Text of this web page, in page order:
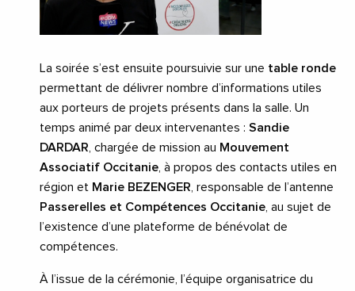
La soirée s’est ensuite poursuivie sur une table ronde
permettant de délivrer nombre d’informations utiles
aux porteurs de projets présents dans la salle. Un
temps animé par deux intervenantes : Sandie
DARDAR , chargée de mission au Mouvement
Associatif Occitanie , à propos des contacts utiles en
région et Marie BEZENGER , responsable de l’antenne
Passerelles et Compétences Occitanie , au sujet de
l’existence d’une plateforme de bénévolat de
compétences.
À l’issue de la cérémonie, l’équipe organisatrice du